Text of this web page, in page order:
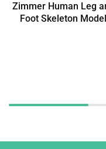
Zimmer Human Leg
Foot Skeleton Model